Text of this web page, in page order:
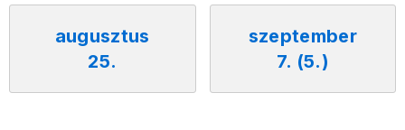
augusztus
25.
szeptember
7. (5.)